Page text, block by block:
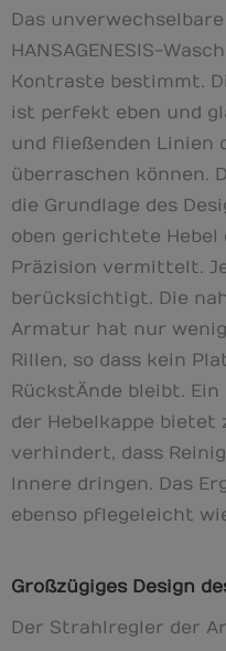
Das
HANSAGENESIS-
Kontraste bestimmt.
ist perfekt eben und
und fließenden Linien
überraschen können.
die Grundlage des
oben gerichtete Hebel
Präzision vermittelt.
berücksichtigt. Die
Armatur hat nur
Rillen, so dass kein
RückstÄnde bleibt.
der Hebelkappe
verhindert, dass
Innere dringen. Das
ebenso pflegeleicht
Großzügiges Design
Der Strahlregler der